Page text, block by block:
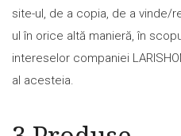
site-ul, de a copia, de a vinde/
ul în orice altă manieră, în
intereselor companiei
al acesteia.